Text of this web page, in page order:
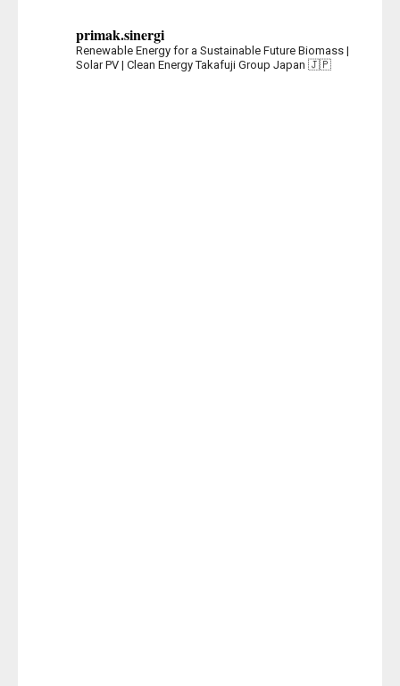
primak.sinergi
Renewable Energy for a Sustainable Future Biomass |
Solar PV | Clean EnergyTakafuji Group Japan 🇯🇵